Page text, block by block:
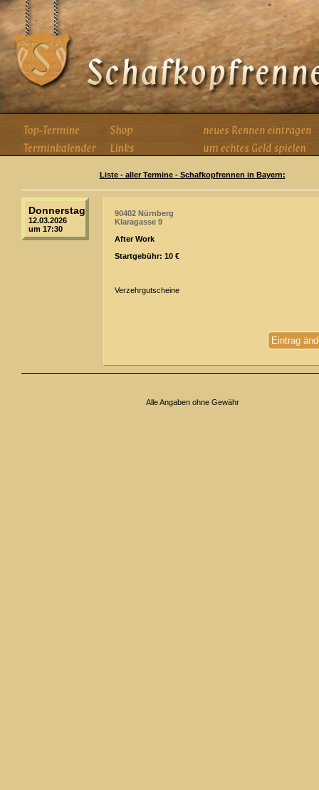
Liste - aller Termine - Schafkopfrennen in Bayern:
Donnerstag
12.03.2026
um 17:30
90402 Nürnberg
Klaragasse 9
After Work
Startgebühr: 10 €
Verzehrgutscheine
Eintrag
Alle Angaben ohne Gewähr